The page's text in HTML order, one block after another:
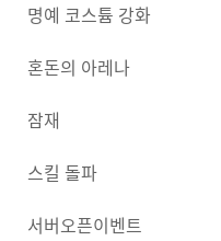
명예 코스튬 강화
혼돈의 아레나
잠재
스킬 돌파
서버오픈이벤트